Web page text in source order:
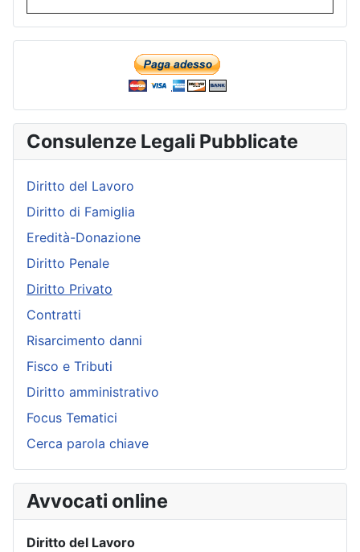
Consulenze Legali Pubblicate
Diritto del Lavoro
Diritto di Famiglia
Eredità-Donazione
Diritto Penale
Diritto Privato
Contratti
Risarcimento danni
Fisco e Tributi
Diritto amministrativo
Focus Tematici
Cerca parola chiave
Avvocati online
Diritto del Lavoro